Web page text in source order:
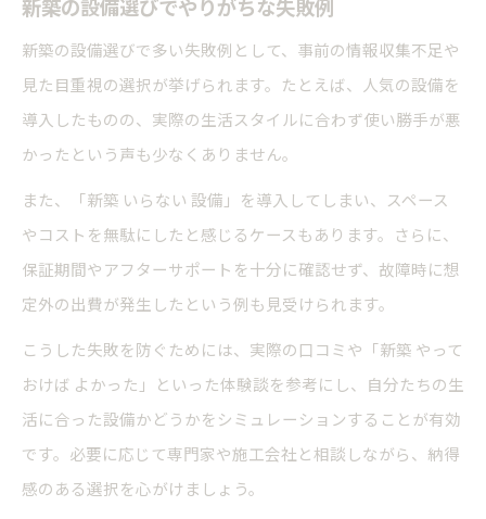
新築の設備選びでやりがちな失敗例
新築の設備選びで多い失敗例として、事前の情報収集不足や
見た目重視の選択が挙げられます。たとえば、人気の設備を
導入したものの、実際の生活スタイルに合わず使い勝手が悪
かったという声も少なくありません。
また、「新築 いらない 設備」を導入してしまい、スペース
やコストを無駄にしたと感じるケースもあります。さらに、
保証期間やアフターサポートを十分に確認せず、故障時に想
定外の出費が発生したという例も見受けられます。
こうした失敗を防ぐためには、実際の口コミや「新築 やって
おけば よかった」といった体験談を参考にし、自分たちの生
活に合った設備かどうかをシミュレーションすることが有効
です。必要に応じて専門家や施工会社と相談しながら、納得
感のある選択を心がけましょう。